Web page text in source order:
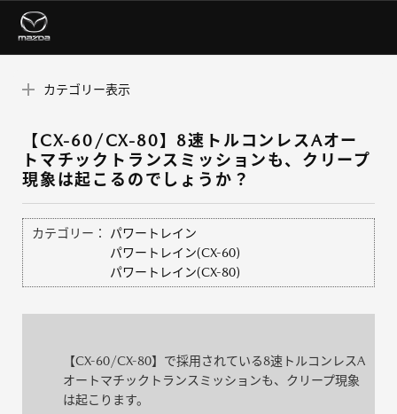
カテゴリー表示
【CX-60/CX-80】8速トルコンレスAオー
トマチックトランスミッションも、クリープ
現象は起こるのでしょうか？
カテゴリー：
パワートレイン
パワートレイン(CX-60)
パワートレイン(CX-80)
【CX-60/CX-80】で採用されている8速トルコンレスA
オートマチックトランスミッションも、クリープ現象
は起こります。